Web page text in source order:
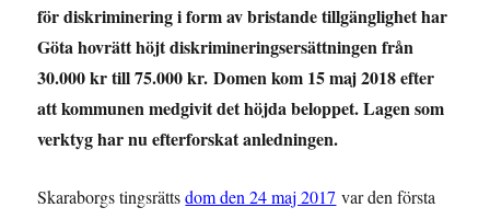
för diskriminering i form av bristande tillgänglighet har
Göta hovrätt höjt diskrimineringsersättningen från
30.000 kr till 75.000 kr. Domen kom 15 maj 2018 efter
att kommunen medgivit det höjda beloppet. Lagen som
verktyg har nu efterforskat anledningen.
Skaraborgs tingsrättsdom den 24 maj 2017 var den första